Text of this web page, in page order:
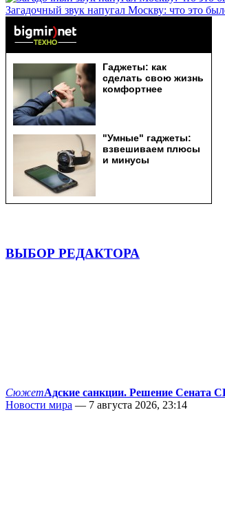
Загадочный звук напугал Москву: что это
ВЫБОР РЕДАКТОРА
СюжетАдские санкции. Решение Сената
Новости мира — 7 августа 2026, 23:14